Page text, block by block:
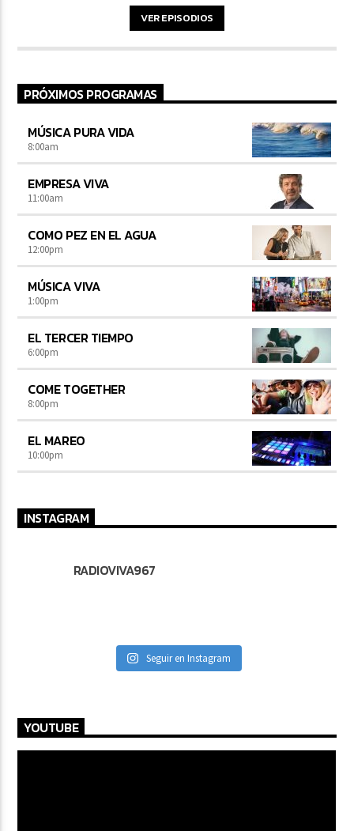
VER EPISODIOS
PRÓXIMOS PROGRAMAS
MÚSICA PURA VIDA
8:00am
EMPRESA VIVA
11:00am
COMO PEZ EN EL AGUA
12:00pm
MÚSICA VIVA
1:00pm
EL TERCER TIEMPO
6:00pm
COME TOGETHER
8:00pm
EL MAREO
10:00pm
INSTAGRAM
RADIOVIVA967
Seguir en Instagram
YOUTUBE